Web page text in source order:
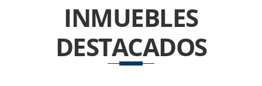
INMUEBLES
DESTACADOS